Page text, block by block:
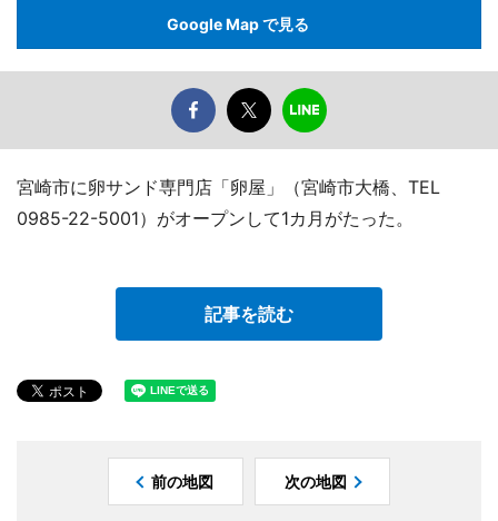
Google Map で見る
宮崎市に卵サンド専門店「卵屋」（宮崎市大橋、TEL
0985-22-5001）がオープンして1カ月がたった。
記事を読む
前の地図 次の地図